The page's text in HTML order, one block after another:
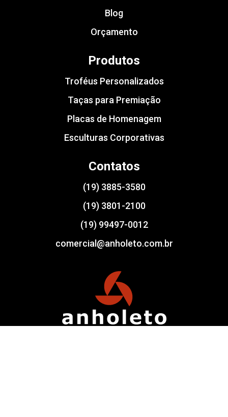
Blog
Orçamento
Produtos
Troféus Personalizados
Taças para Premiação
Placas de Homenagem
Esculturas Corporativas
Contatos
(19) 3885-3580
(19) 3801-2100
(19) 99497-0012
comercial@anholeto.com.br